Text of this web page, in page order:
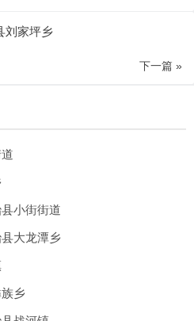
刘家坪乡
下一篇 »
小街街道
大龙潭乡
乡